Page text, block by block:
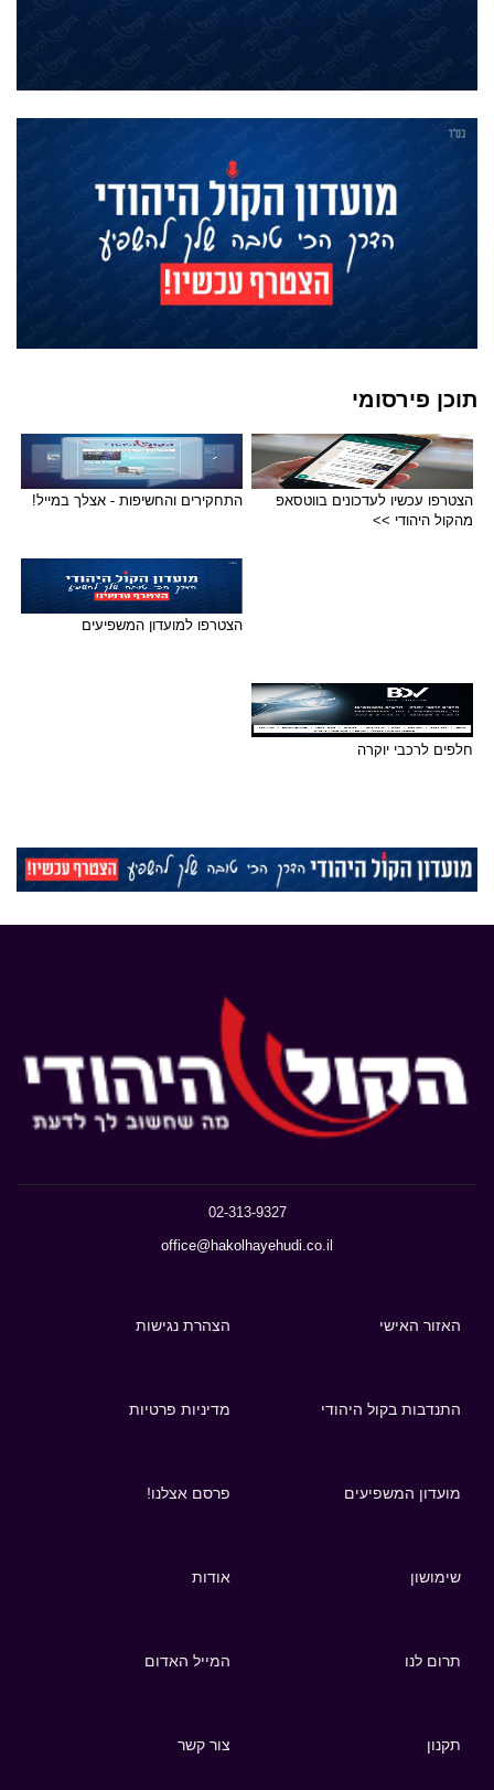
תוכן פירסומי
הצטרפו עכשיו לעדכונים בווטסאפ
מהקול היהודי >>
התחקירים והחשיפות - אצלך במייל!
הצטרפו למועדון המשפיעים
חלפים לרכבי יוקרה
02-313-9327
office@hakolhayehudi.co.il
האזור האישי הצהרת נגישות
התנדבות בקול היהודי מדיניות פרטיות
מועדון המשפיעים פרסם אצלנו!
שימושון אודות
תרום לנו המייל האדום
תקנון צור קשר